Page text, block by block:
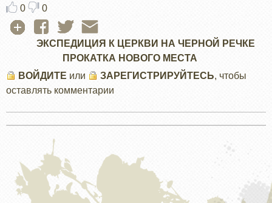
0 0
ЭКСПЕДИЦИЯ К ЦЕРКВИ НА ЧЕРНОЙ РЕЧКЕ
ПРОКАТКА НОВОГО МЕСТА
ВОЙДИТЕ или ЗАРЕГИСТРИРУЙТЕСЬ, чтобы
оставлять комментарии